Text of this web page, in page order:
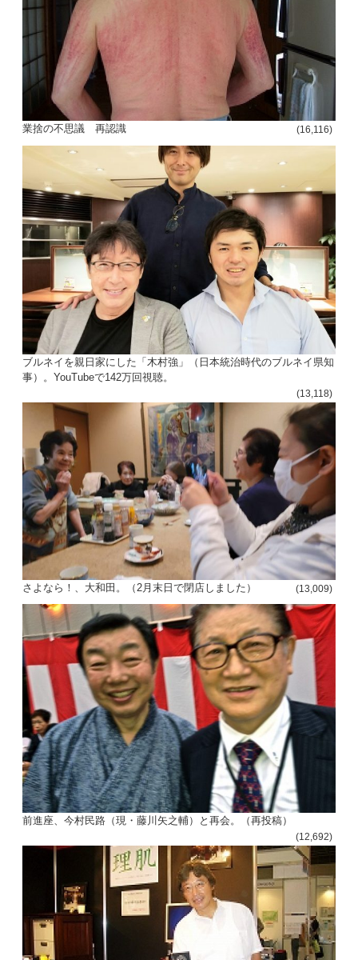
業捨の不思議 再認識 (16,116)
ブルネイを親日家にした「木村強」（日本統治時代のブルネイ県知
事）。YouTubeで142万回視聴。
(13,118)
さよなら！、大和田。（2月末日で閉店しました） (13,009)
前進座、今村民路（現・藤川矢之輔）と再会。（再投稿）
(12,692)